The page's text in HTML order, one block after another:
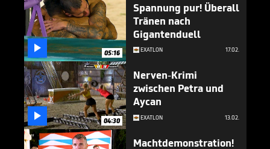
 05:16
Spannung pur! Überall
Tränen nach
Gigantenduell
EXATLON 17.02.
 04:30
Nerven-Krimi
zwischen Petra und
Aycan
EXATLON 13.02.
Machtdemonstration!